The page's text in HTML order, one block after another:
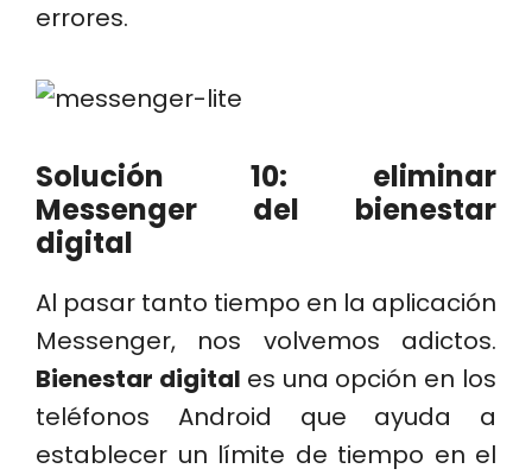
errores.
Solución 10: eliminar
Messenger del bienestar
digital
Al pasar tanto tiempo en la aplicación
Messenger, nos volvemos adictos.
Bienestar digital es una opción en los
teléfonos Android que ayuda a
establecer un límite de tiempo en el